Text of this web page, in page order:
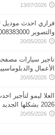
13/07/2026
فراري احدث موديل
والتصوير 01008383000
20/05/2026
تاجير سيارات
الأعمال والدبلوماسيين
20/05/2026
العلا ليمو
2026 بشكلها الجديد المتطور ……
20/05/2026